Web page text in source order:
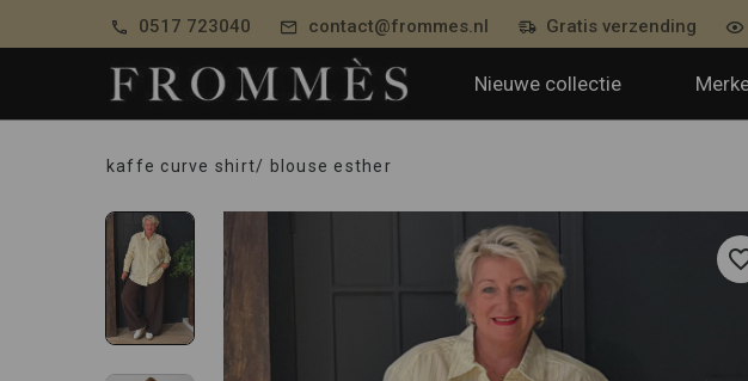
0517 723040 contact@frommes.nl Gratis verzending
Nieuwe collectie
kaffe curve shirt/ blouse esther